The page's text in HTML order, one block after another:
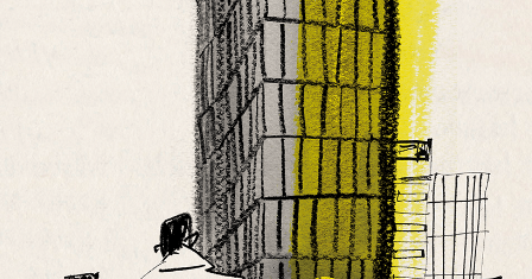
情報をさらに充実し、より速やかに、活用できる
「AdvancedClub」会員組織を設けました。
「AdvancedClub」会員に登録すると、プレゼント応募情報
の一覧、プレミアムな会員限定イベント、ブランドのエクス
クルーシブアイテムの紹介など、特別なコンテンツ情報を
メールマガジンでお届け致します。更に『AdvancedTime』
のタブロイドマガジンのご案内もあり、送付手数料のみを